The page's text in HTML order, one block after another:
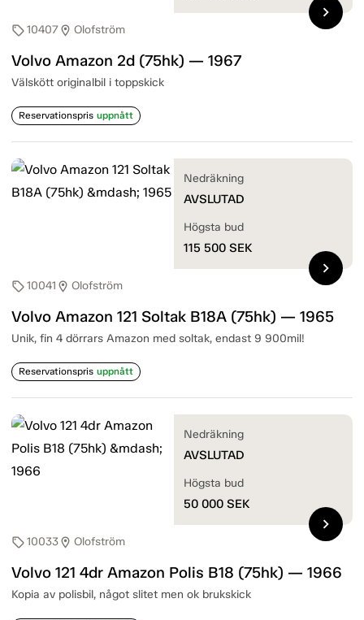
sell10407location_on Olofström
Volvo Amazon 2d (75hk) — 1967
Välskött originalbil i toppskick
Reservationspris uppnått
chevron_right
sell10041 location_on Olofström
Volvo Amazon 121 Soltak B18A (75hk) — 1965
Unik, fin 4 dörrars Amazon med soltak, endast 9 900mil!
Reservationspris uppnått
Nedräkning
AVSLUTAD
Högsta bud
115 500 SEK
chevron_right
sell10033location_on Olofström
Volvo 121 4dr Amazon Polis B18 (75hk) — 1966
Kopia av polisbil, något slitet men ok brukskick
Nedräkning
AVSLUTAD
Högsta bud
50 000 SEK
chevron_right